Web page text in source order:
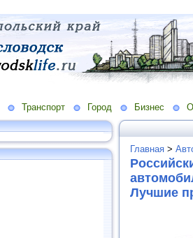
Транспорт Город Бизнес
Главная >
Лучшие